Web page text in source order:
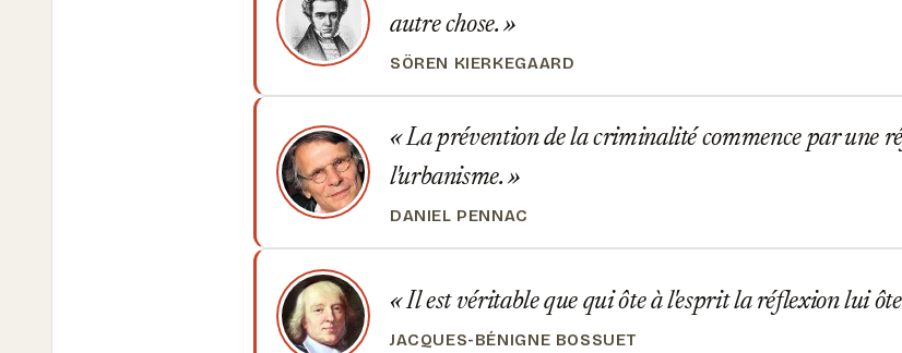
autre chose.
SÖREN KIERKEGAARD
La prévention de la criminalité commence par une
l'urbanisme.
DANIEL PENNAC
Il est véritable que qui ôte à l'esprit la réflexion lui ôte
JACQUES-BÉNIGNE BOSSUET